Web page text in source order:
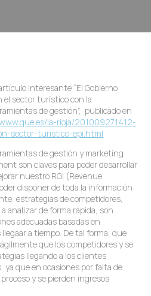
interesante “El Gobierno
el sector turístico con la
de gestión”, publicado en
la-rioja/201009271412-
sector-turistico-epi.html
de gestión y marketing
son claves para poder desarrollar
nuestro RGI (Revenue
disponer de toda la información
estrategias de competidores,
analizar de forma rápida, son
adecuadas basadas en
a tiempo. De tal forma, que
que los competidores y se
llegando a los clientes
que en ocasiones por falta de
y se pierden ingresos